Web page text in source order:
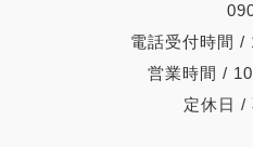
090-
電話受付時間 /
営業時間 /
定休日 /